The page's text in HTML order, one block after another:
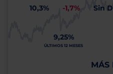
10,3% -1,7% Sin
9,25%
ÚLTIMOS 12 MESES
MÁS